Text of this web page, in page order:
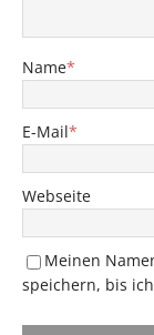
Name*
E-Mail*
Webseite
Meinen
speichern, bis